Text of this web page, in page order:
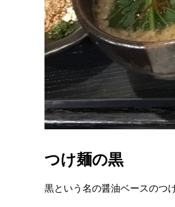
つけ麺の黒
黒という名の醤油ベースのつ